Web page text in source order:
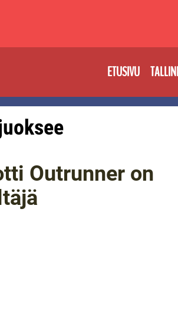
ETUSIVU
Outrunner on